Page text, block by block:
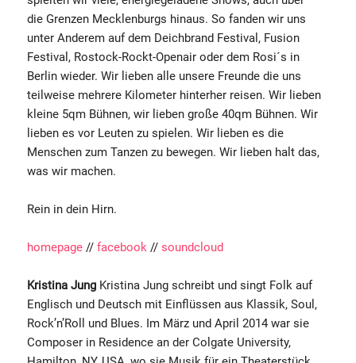
die Grenzen Mecklenburgs hinaus. So fanden wir uns
unter Anderem auf dem Deichbrand Festival, Fusion
Festival, Rostock-Rockt-Openair oder dem Rosi´s in
Berlin wieder. Wir lieben alle unsere Freunde die uns
teilweise mehrere Kilometer hinterher reisen. Wir lieben
kleine 5qm Bühnen, wir lieben große 40qm Bühnen. Wir
lieben es vor Leuten zu spielen. Wir lieben es die
Menschen zum Tanzen zu bewegen. Wir lieben halt das,
was wir machen.
Rein in dein Hirn.
homepage // facebook // soundcloud
Kristina Jung Kristina Jung schreibt und singt Folk auf
Englisch und Deutsch mit Einflüssen aus Klassik, Soul,
Rock’n’Roll und Blues. Im März und April 2014 war sie
Composer in Residence an der Colgate University,